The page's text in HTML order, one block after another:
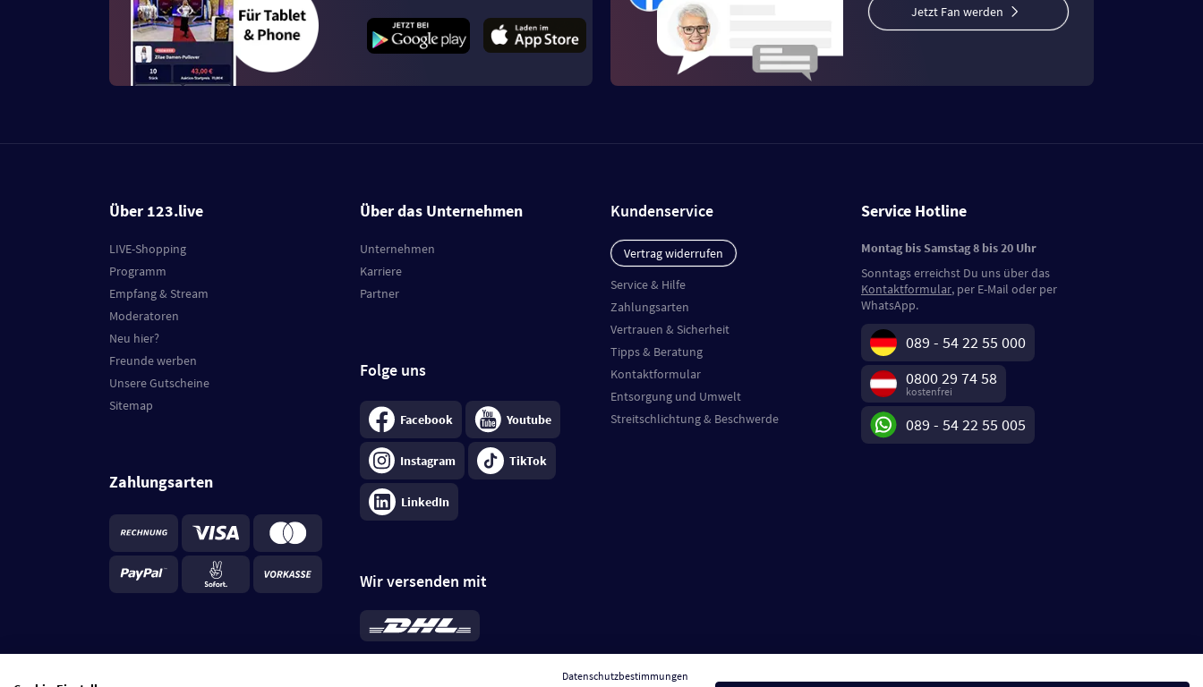
Jetzt Fan werden
Über 123.live
LIVE-Shopping
Programm
Empfang & Stream
Moderatoren
Neu hier?
Freunde werben
Unsere Gutscheine
Sitemap
Zahlungsarten
Über das Unternehmen
Unternehmen
Karriere
Partner
Folge uns
Facebook Youtube
Instagram TikTok
LinkedIn
Wir versenden mit
*Standard 6,95 €; bei Kühlware zzgl. 0,99 €
je Bestellung, insgesamt 7,94 €. Lieferzeit3-
Kundenservice
Vertrag widerrufen
Service & Hilfe
Zahlungsarten
Vertrauen & Sicherheit
Tipps & Beratung
Kontaktformular
Entsorgung und Umwelt
Streitschlichtung & Beschwerde
Service Hotline
Montag bis Samstag 8 bis 20 Uhr
Sonntags erreichst Du uns über das
Kontaktformular, per E-Mail oder per
WhatsApp.
089 - 54 22 55 000
0800 29 74 58
kostenfrei
089 - 54 22 55 005
Datenschutzbestimmungen